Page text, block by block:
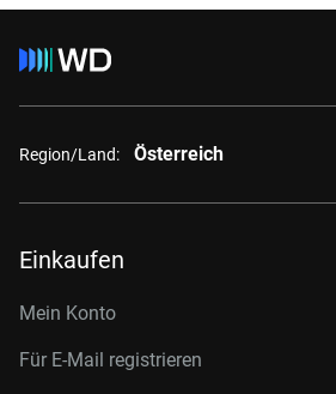
Region/Land: Österreich
Einkaufen
Mein Konto
Für E-Mail registrieren